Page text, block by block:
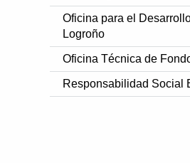
Oficina para el
Logroño
Oficina Técnica de
Responsabilidad Social